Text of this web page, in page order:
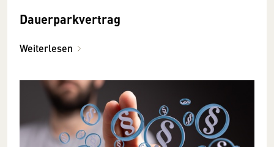
Dauerparkvertrag
Weiterlesen